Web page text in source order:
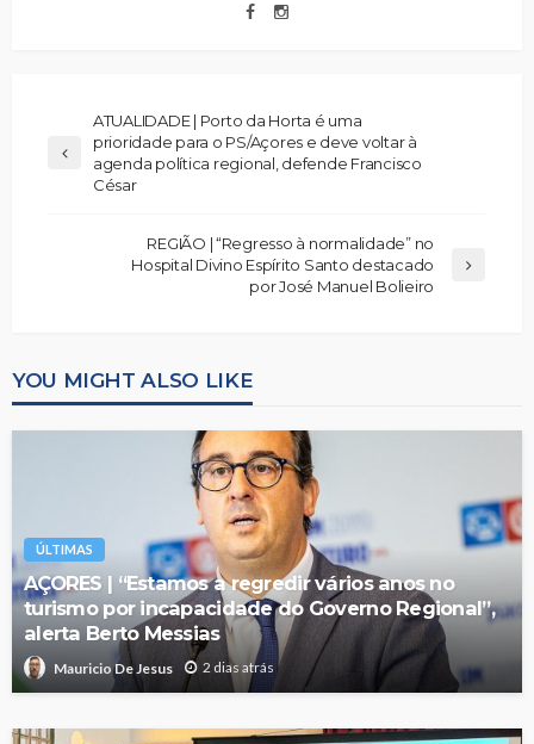
ATUALIDADE | Porto da Horta é uma
prioridade para o PS/Açores e deve voltar à
agenda política regional, defende Francisco
César
REGIÃO | “Regresso à normalidade” no
Hospital Divino Espírito Santo destacado
por José Manuel Bolieiro
YOU MIGHT ALSO LIKE
ÚLTIMAS
AÇORES | “Estamos a regredir vários anos no
turismo por incapacidade do Governo Regional”,
alerta Berto Messias
Mauricio De Jesus 2 dias atrás